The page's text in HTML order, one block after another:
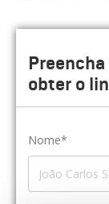
obter o
Nome*